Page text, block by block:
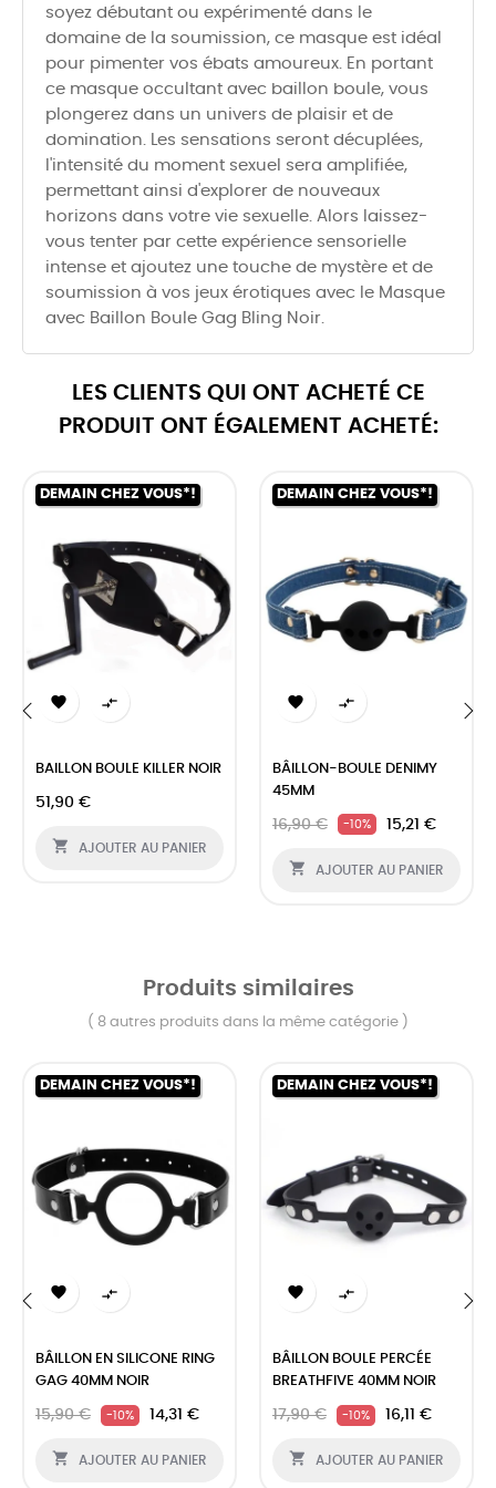
soyez débutant ou expérimenté dans le
domaine de la soumission, ce masque est idéal
pour pimenter vos ébats amoureux. En portant
ce masque occultant avec baillon boule, vous
plongerez dans un univers de plaisir et de
domination. Les sensations seront décuplées,
l'intensité du moment sexuel sera amplifiée,
permettant ainsi d'explorer de nouveaux
horizons dans votre vie sexuelle. Alors laissez-
vous tenter par cette expérience sensorielle
intense et ajoutez une touche de mystère et de
soumission à vos jeux érotiques avec le Masque
avec Baillon Boule Gag Bling Noir.
LES CLIENTS QUI ONT ACHETÉ CE
PRODUIT ONT ÉGALEMENT ACHETÉ:
DEMAIN CHEZ VOUS*!
 
BAILLON BOULE KILLER NOIR
51,90 €
 AJOUTER AU PANIER
DEMAIN CHEZ VOUS*!
 
BÂILLON-BOULE DENIMY
45MM
16,90 € -10% 15,21 €
 AJOUTER AU PANIER
Produits similaires
( 8 autres produits dans la même catégorie )
DEMAIN CHEZ VOUS*!
 
BÂILLON EN SILICONE RING
GAG 40MM NOIR
15,90 € -10% 14,31 €
 AJOUTER AU PANIER
DEMAIN CHEZ VOUS*!
 
BÂILLON BOULE PERCÉE
BREATHFIVE 40MM NOIR
17,90 € -10% 16,11 €
 AJOUTER AU PANIER